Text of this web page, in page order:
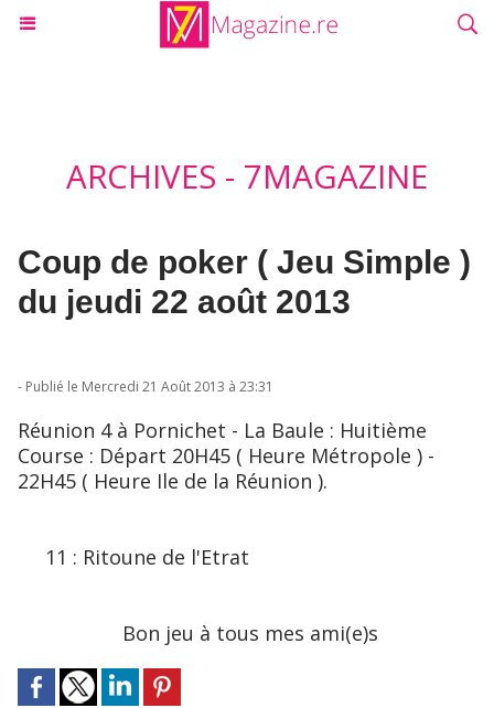
ARCHIVES - 7MAGAZINE
Coup de poker ( Jeu Simple )
du jeudi 22 août 2013
- Publié le Mercredi 21 Août 2013 à 23:31
Réunion 4 à Pornichet - La Baule : Huitième
Course : Départ 20H45 ( Heure Métropole ) -
22H45 ( Heure Ile de la Réunion ).
11 : Ritoune de l'Etrat
Bon jeu à tous mes ami(e)s